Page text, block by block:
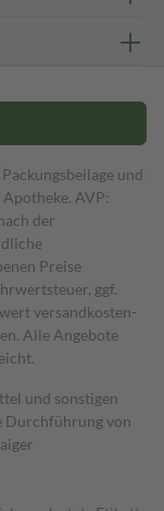
und
AVP:
der
Preise
ggf.
versand­kosten­
Alle Angebote
und sonstigen
Durchführung von